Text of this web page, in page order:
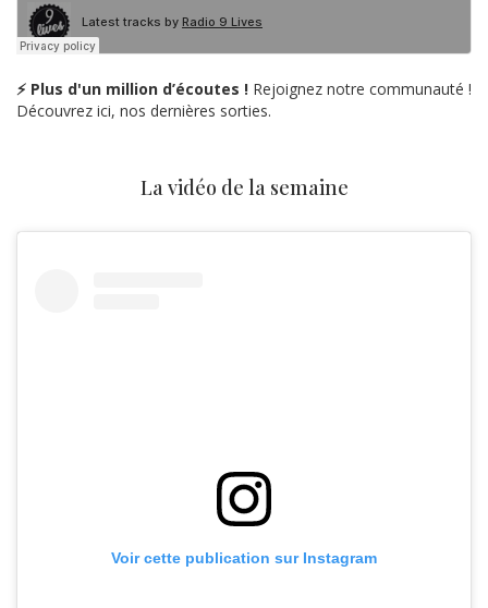
⚡ Plus d'un million d’écoutes ! Rejoignez notre communauté !
Découvrez ici, nos dernières sorties.
La vidéo de la semaine
Voir cette publication sur Instagram